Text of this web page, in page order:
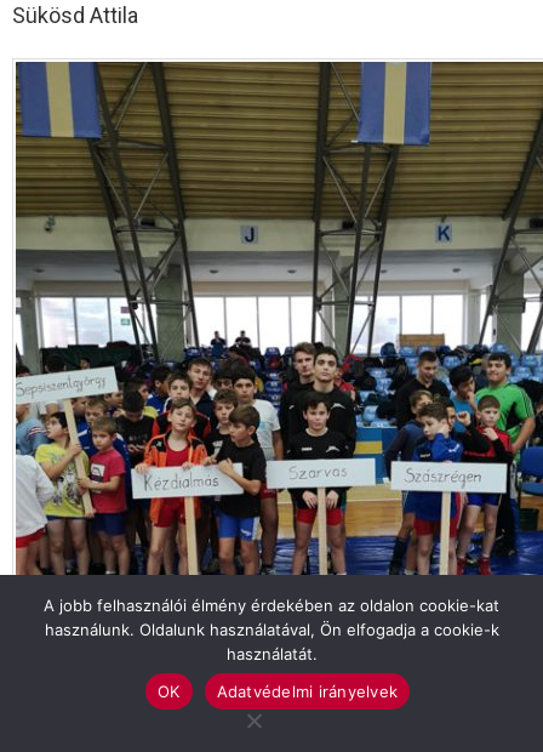
Sükösd Attila
A jobb felhasználói élmény érdekében az oldalon cookie-kat
használunk. Oldalunk használatával, Ön elfogadja a cookie-k
használatát.
OK
Adatvédelmi irányelvek